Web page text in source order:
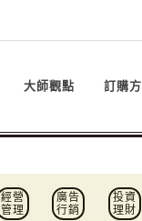
大師觀點 訂購
經營
管理
廣告
行銷
投資
理財